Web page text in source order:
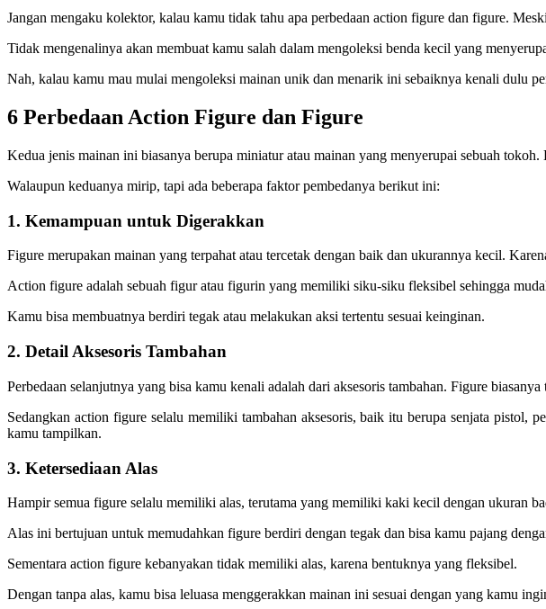
Jangan mengaku kolektor, kalau kamu tidak tahu apa perbedaan action figure dan figure.
Tidak mengenalinya akan membuat kamu salah dalam mengoleksi benda kecil yang
Nah, kalau kamu mau mulai mengoleksi mainan unik dan menarik ini sebaiknya kenali dulu
6 Perbedaan Action Figure dan Figure
Kedua jenis mainan ini biasanya berupa miniatur atau mainan yang menyerupai sebuah
Walaupun keduanya mirip, tapi ada beberapa faktor pembedanya berikut ini:
1. Kemampuan untuk Digerakkan
Figure merupakan mainan yang terpahat atau tercetak dengan baik dan ukurannya kecil.
Action figure adalah sebuah figur atau figurin yang memiliki siku-siku fleksibel sehingga
Kamu bisa membuatnya berdiri tegak atau melakukan aksi tertentu sesuai keinginan.
2. Detail Aksesoris Tambahan
Perbedaan selanjutnya yang bisa kamu kenali adalah dari aksesoris tambahan. Figure
Sedangkan action figure selalu memiliki tambahan aksesoris, baik itu berupa senjata pistol,
kamu tampilkan.
3. Ketersediaan Alas
Hampir semua figure selalu memiliki alas, terutama yang memiliki kaki kecil dengan ukuran
Alas ini bertujuan untuk memudahkan figure berdiri dengan tegak dan bisa kamu pajang
Sementara action figure kebanyakan tidak memiliki alas, karena bentuknya yang fleksibel.
Dengan tanpa alas, kamu bisa leluasa menggerakkan mainan ini sesuai dengan yang kamu